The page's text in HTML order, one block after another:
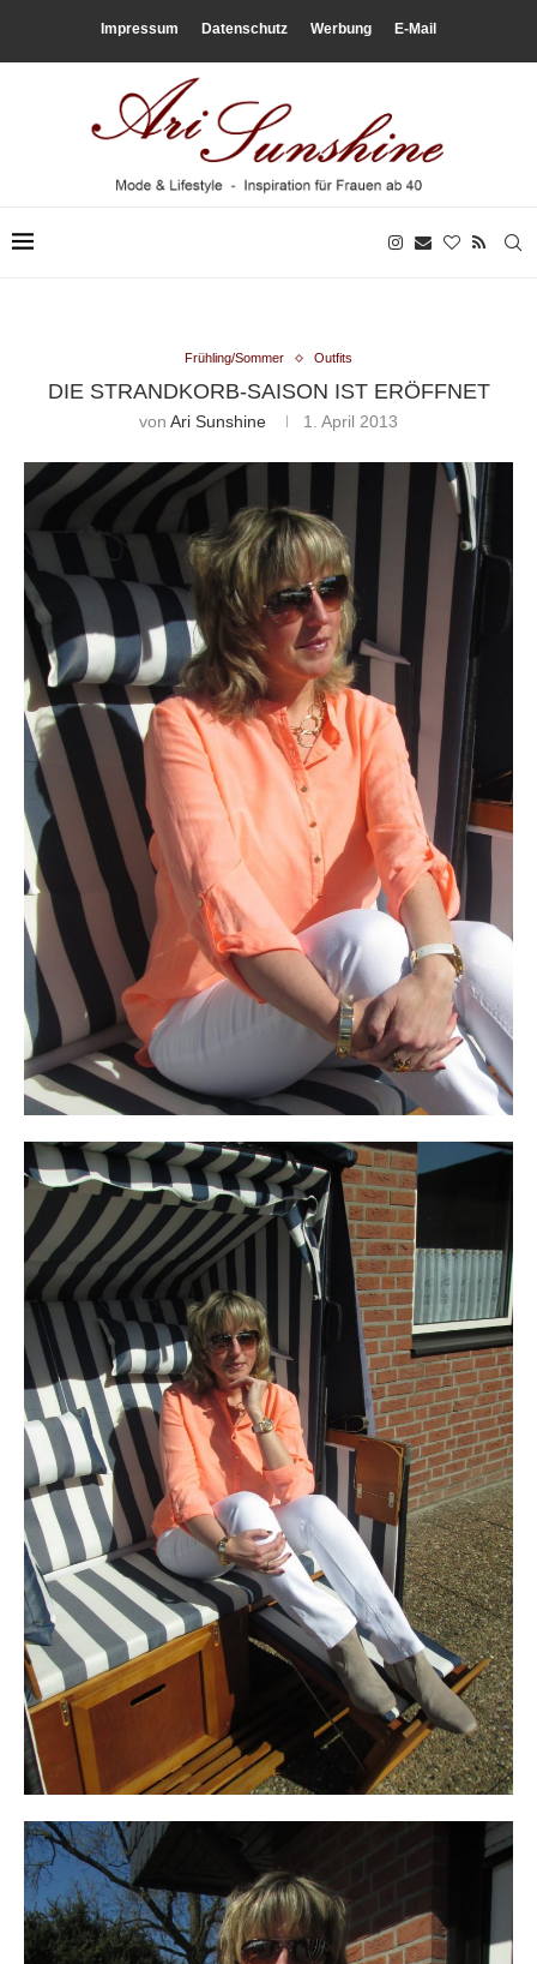
Impressum Datenschutz Werbung E-Mail
Frühling/Sommer Outfits
DIE STRANDKORB-SAISON IST ERÖFFNET
von Ari Sunshine 1. April 2013